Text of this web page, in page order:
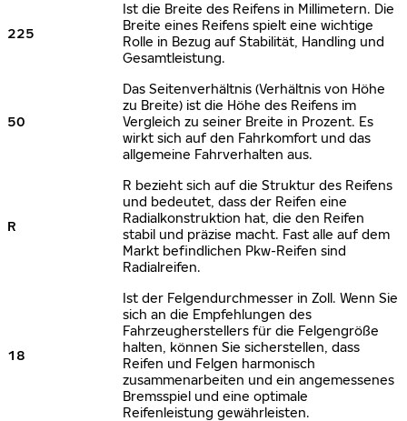
225
Ist die Breite des Reifens in Millimetern. Die
Breite eines Reifens spielt eine wichtige
Rolle in Bezug auf Stabilität, Handling und
Gesamtleistung.
50
Das Seitenverhältnis (Verhältnis von Höhe
zu Breite) ist die Höhe des Reifens im
Vergleich zu seiner Breite in Prozent. Es
wirkt sich auf den Fahrkomfort und das
allgemeine Fahrverhalten aus.
R
R bezieht sich auf die Struktur des Reifens
und bedeutet, dass der Reifen eine
Radialkonstruktion hat, die den Reifen
stabil und präzise macht. Fast alle auf dem
Markt befindlichen Pkw-Reifen sind
Radialreifen.
18
Ist der Felgendurchmesser in Zoll. Wenn Sie
sich an die Empfehlungen des
Fahrzeugherstellers für die Felgengröße
halten, können Sie sicherstellen, dass
Reifen und Felgen harmonisch
zusammenarbeiten und ein angemessenes
Bremsspiel und eine optimale
Reifenleistung gewährleisten.